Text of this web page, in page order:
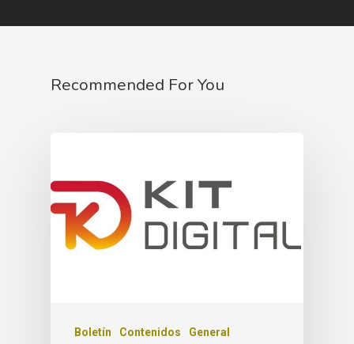
Recommended For You
Boletín Contenidos General